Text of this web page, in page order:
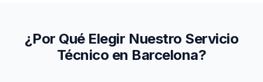
¿Por Qué Elegir Nuestro Servicio
Técnico en Barcelona?